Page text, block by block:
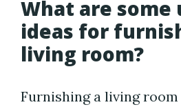
What are some
ideas for
living room?
Furnishing a living